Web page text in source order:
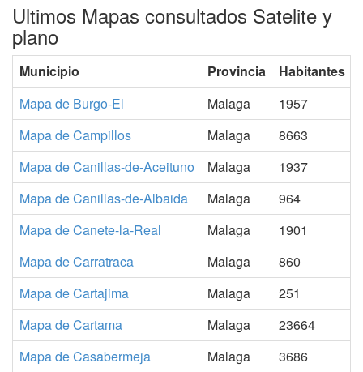
Ultimos Mapas consultados Satelite y
plano
Municipio Provincia
Habitantes
Mapa de Burgo-El
Malaga
1957
Mapa de Campillos
Malaga
8663
Mapa de Canillas-de-Aceituno
Malaga
1937
Mapa de Canillas-de-Albaida
Malaga
964
Mapa de Canete-la-Real
Malaga
1901
Mapa de Carratraca
Malaga
860
Mapa de Cartajima
Malaga
251
Mapa de Cartama
Malaga
23664
Mapa de Casabermeja
Malaga
3686